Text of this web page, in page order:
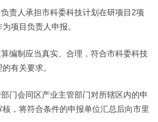
人承担市科委科技计划在研项目2项
项目负责人申报。
制应当真实、合理，符合市科委科技
有关要求。
会同区产业主管部门对所辖区内的申
，将符合条件的申报单位汇总后向市里